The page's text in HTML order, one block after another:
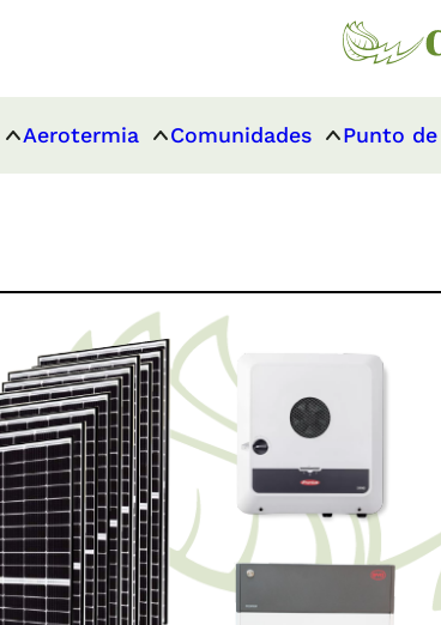
Aerotermia Comunidades Punto